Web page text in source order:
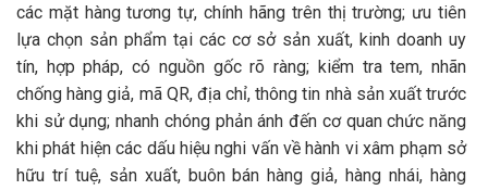
các mặt hàng tương tự, chính hãng trên thị trường; ưu tiên
lựa chọn sản phẩm tại các cơ sở sản xuất, kinh doanh uy
tín, hợp pháp, có nguồn gốc rõ ràng; kiểm tra tem, nhãn
chống hàng giả, mã QR, địa chỉ, thông tin nhà sản xuất trước
khi sử dụng; nhanh chóng phản ánh đến cơ quan chức năng
khi phát hiện các dấu hiệu nghi vấn về hành vi xâm phạm sở
hữu trí tuệ, sản xuất, buôn bán hàng giả, hàng nhái, hàng